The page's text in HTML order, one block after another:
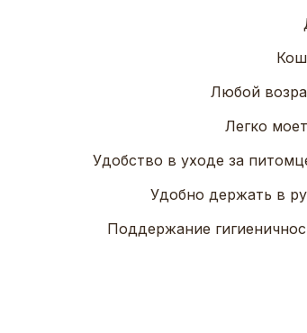
Любой
Легко
Удобство в уходе за
Удобно держать в
Поддержание